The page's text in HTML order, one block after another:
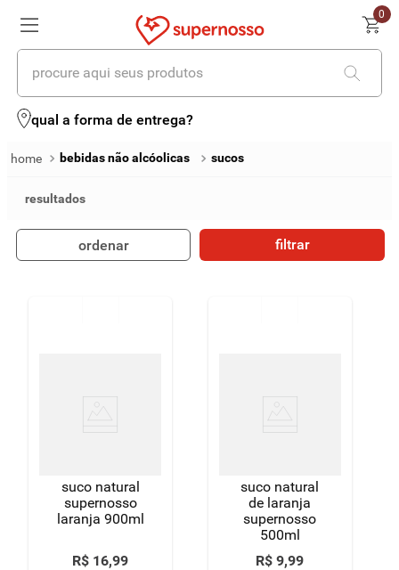
0
procure aqui seus produtos
qual a forma de entrega?
bebidas não alcóolicas sucos
ordenar filtrar
suco natural
supernosso
laranja 900ml
R$ 16,99
suco natural
de laranja
supernosso
500ml
R$ 9,99
termos mais buscados
4º iogurte
macarrão